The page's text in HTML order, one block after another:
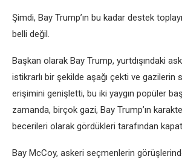
Şimdi, Bay Trump’ın bu kadar destek
belli değil.
Başkan olarak Bay Trump, yurtdışındaki
istikrarlı bir şekilde aşağı çekti ve gazilerin
erişimini genişletti, bu iki yaygın popüler
zamanda, birçok gazi, Bay Trump’ın
becerileri olarak gördükleri tarafından
Bay McCoy, askeri seçmenlerin